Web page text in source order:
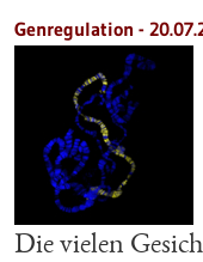
Genregulation -
Die vielen